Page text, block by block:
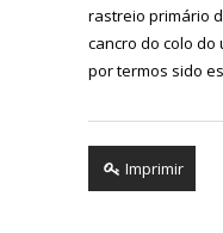
rastreio primário
cancro do colo do
por termos sido
Imprimir